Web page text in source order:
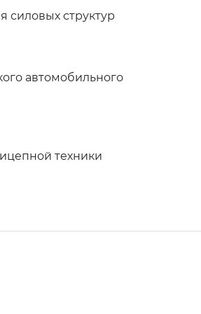
силовых структур
автомобильного
техники